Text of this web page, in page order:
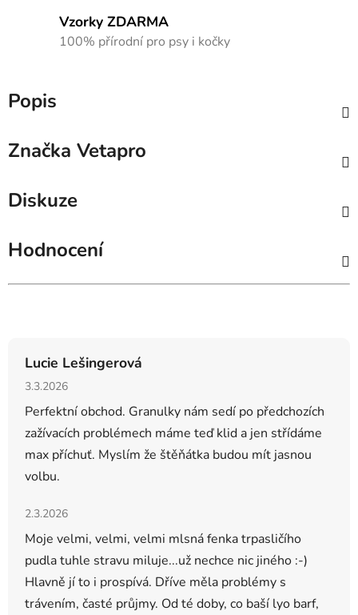
Vzorky ZDARMA
100% přírodní pro psy i kočky
Popis
Značka Vetapro
Diskuze
Hodnocení
Lucie Lešingerová
Hodnocení obchodu je 5 z 5 hvězdiček.
3.3.2026
Perfektní obchod. Granulky nám sedí po předchozích
zažívacích problémech máme teď klid a jen střídáme
max příchuť. Myslím že štěňátka budou mít jasnou
volbu.
Hodnocení obchodu je 5 z 5 hvězdiček.
2.3.2026
Moje velmi, velmi, velmi mlsná fenka trpasličího
pudla tuhle stravu miluje...už nechce nic jiného :-)
Hlavně jí to i prospívá. Dříve měla problémy s
trávením, časté průjmy. Od té doby, co baší lyo barf,